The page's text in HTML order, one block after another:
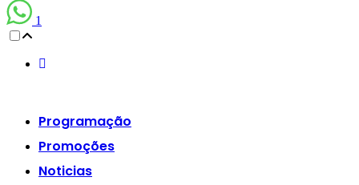
1
Programação
Promoções
Noticias